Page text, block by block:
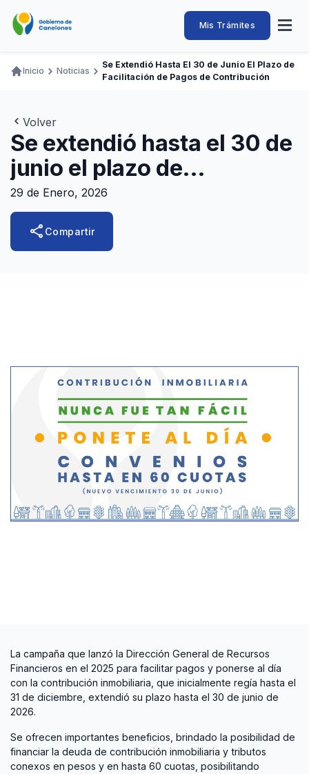
contenido
Intendencia
de
Canelones
Abrir
Navegación
Mis Trámites
Ingresar
Adquisiciones
Canelones Te Escucha
Teléfonos
Ruta
navegación
Inicio Noticias
Se Extendió Hasta El 30 de Junio El Plazo de
Facilitación de Pagos de Contribución
Volver
Se extendió hasta el 30 de
junio el plazo de
facilitación de pagos de
contribución
29 de Enero, 2026
share Compartir
La campaña que lanzó la Dirección General de Recursos
Financieros en el 2025 para facilitar pagos y ponerse al día
con la contribución inmobiliaria, que inicialmente regía hasta el
31 de diciembre, extendió su plazo hasta el 30 de junio de
2026.
Se ofrecen importantes beneficios, brindado la posibilidad de
financiar la deuda de contribución inmobiliaria y tributos
conexos en pesos y en hasta 60 cuotas, posibilitando